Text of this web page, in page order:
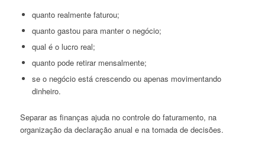
quanto realmente faturou;
quanto gastou para manter o negócio;
qual é o lucro real;
quanto pode retirar mensalmente;
se o negócio está crescendo ou apenas movimentando
dinheiro.
Separar as finanças ajuda no controle do faturamento, na
organização da declaração anual e na tomada de decisões.